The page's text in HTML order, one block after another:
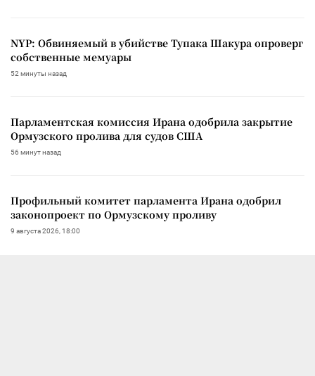
NYP: Обвиняемый в убийстве Тупака Шакура опроверг
собственные мемуары
52 минуты назад
Парламентская комиссия Ирана одобрила закрытие
Ормузского пролива для судов США
56 минут назад
Профильный комитет парламента Ирана одобрил
законопроект по Ормузскому проливу
9 августа 2026, 18:00